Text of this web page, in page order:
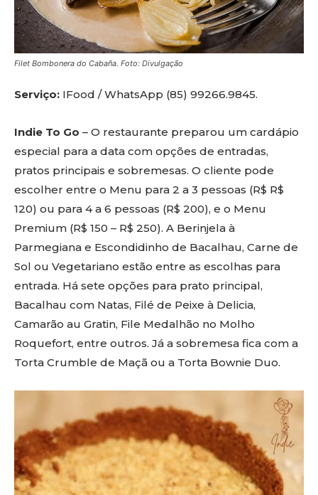
Filet Bombonera do Cabaña. Foto: Divulgação
Serviço: IFood / WhatsApp (85) 99266.9845.
Indie To Go – O restaurante preparou um cardápio
especial para a data com opções de entradas,
pratos principais e sobremesas. O cliente pode
escolher entre o Menu para 2 a 3 pessoas (R$ R$
120) ou para 4 a 6 pessoas (R$ 200), e o Menu
Premium (R$ 150 – R$ 250). A Berinjela à
Parmegiana e Escondidinho de Bacalhau, Carne de
Sol ou Vegetariano estão entre as escolhas para
entrada. Há sete opções para prato principal,
Bacalhau com Natas, Filé de Peixe à Delicia,
Camarão au Gratin, File Medalhão no Molho
Roquefort, entre outros. Já a sobremesa fica com a
Torta Crumble de Maçã ou a Torta Bownie Duo.